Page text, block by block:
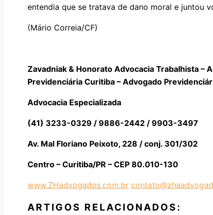
entendia que se tratava de dano moral e juntou
(Mário Correia/CF)
Zavadniak & Honorato Advocacia Trabalhista –
Previdenciária Curitiba – Advogado
Advocacia Especializada
(41) 3233-0329 / 9886-2442 / 9903-3497
Av. Mal Floriano Peixoto, 228 / conj. 301/302
Centro – Curitiba/PR – CEP 80.010-130
www.ZHadvogados.com.br
ARTIGOS RELACIONADOS: